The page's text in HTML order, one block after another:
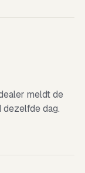
meldt de
dezelfde dag.